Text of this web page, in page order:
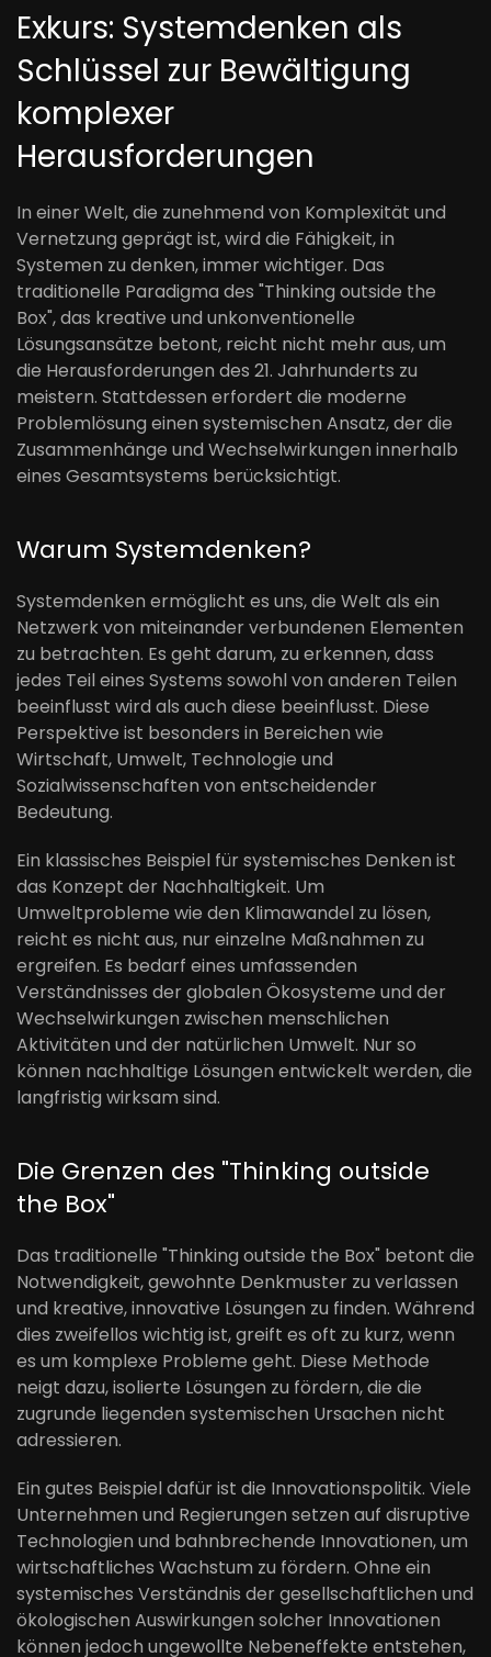
Exkurs: Systemdenken als
Schlüssel zur Bewältigung
komplexer
Herausforderungen
In einer Welt, die zunehmend von Komplexität und
Vernetzung geprägt ist, wird die Fähigkeit, in
Systemen zu denken, immer wichtiger. Das
traditionelle Paradigma des "Thinking outside the
Box", das kreative und unkonventionelle
Lösungsansätze betont, reicht nicht mehr aus, um
die Herausforderungen des 21. Jahrhunderts zu
meistern. Stattdessen erfordert die moderne
Problemlösung einen systemischen Ansatz, der die
Zusammenhänge und Wechselwirkungen innerhalb
eines Gesamtsystems berücksichtigt.
Warum Systemdenken?
Systemdenken ermöglicht es uns, die Welt als ein
Netzwerk von miteinander verbundenen Elementen
zu betrachten. Es geht darum, zu erkennen, dass
jedes Teil eines Systems sowohl von anderen Teilen
beeinflusst wird als auch diese beeinflusst. Diese
Perspektive ist besonders in Bereichen wie
Wirtschaft, Umwelt, Technologie und
Sozialwissenschaften von entscheidender
Bedeutung.
Ein klassisches Beispiel für systemisches Denken ist
das Konzept der Nachhaltigkeit. Um
Umweltprobleme wie den Klimawandel zu lösen,
reicht es nicht aus, nur einzelne Maßnahmen zu
ergreifen. Es bedarf eines umfassenden
Verständnisses der globalen Ökosysteme und der
Wechselwirkungen zwischen menschlichen
Aktivitäten und der natürlichen Umwelt. Nur so
können nachhaltige Lösungen entwickelt werden, die
langfristig wirksam sind.
Die Grenzen des "Thinking outside
the Box"
Das traditionelle "Thinking outside the Box" betont die
Notwendigkeit, gewohnte Denkmuster zu verlassen
und kreative, innovative Lösungen zu finden. Während
dies zweifellos wichtig ist, greift es oft zu kurz, wenn
es um komplexe Probleme geht. Diese Methode
neigt dazu, isolierte Lösungen zu fördern, die die
zugrunde liegenden systemischen Ursachen nicht
adressieren.
Ein gutes Beispiel dafür ist die Innovationspolitik. Viele
Unternehmen und Regierungen setzen auf disruptive
Technologien und bahnbrechende Innovationen, um
wirtschaftliches Wachstum zu fördern. Ohne ein
systemisches Verständnis der gesellschaftlichen und
ökologischen Auswirkungen solcher Innovationen
können jedoch ungewollte Nebeneffekte entstehen,